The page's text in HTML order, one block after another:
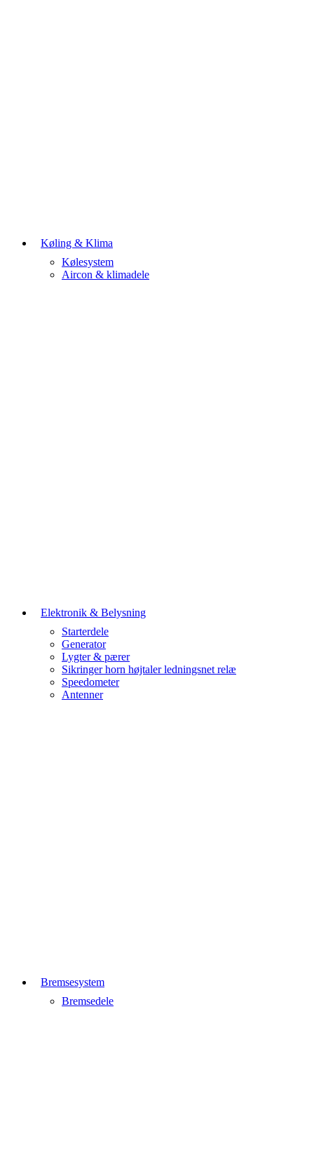
Køling & Klima
Kølesystem
Aircon & klimadele
Elektronik & Belysning
Starterdele
Generator
Lygter & pærer
Sikringer horn højtaler ledningsnet relæ
Speedometer
Antenner
Bremsesystem
Bremsedele